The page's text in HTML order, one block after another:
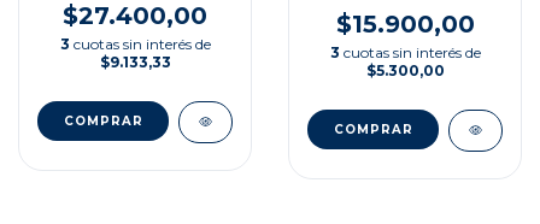
$27.400,00
3 cuotas sin interés de
$9.133,33
$15.900,00
3 cuotas sin interés de
$5.300,00